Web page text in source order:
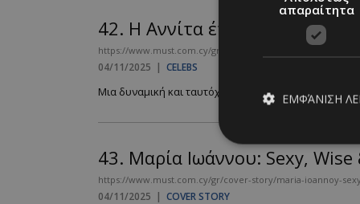
42. H Αννίτα έπιασε την
https://www.must.com.cy/gr/people/celebs/h-annita-
04/11/2025 | CELEBS
Μια δυναμική και ταυτόχρονα συμβολική κίνηση
43. Μαρία Ιωάννου: Sexy,
https://www.must.com.cy/gr/cover-story/maria-ioannoy-
04/11/2025 | COVER STORY
απαραίτητα
ΕΜΦΆΝΙΣΗ